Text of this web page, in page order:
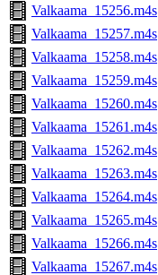
Valkaama_15256.m4s
Valkaama_15257.m4s
Valkaama_15258.m4s
Valkaama_15259.m4s
Valkaama_15260.m4s
Valkaama_15261.m4s
Valkaama_15262.m4s
Valkaama_15263.m4s
Valkaama_15264.m4s
Valkaama_15265.m4s
Valkaama_15266.m4s
Valkaama_15267.m4s